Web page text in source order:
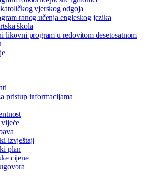
vjerskog odgoja
ranog učenja engleskog jezika
škola
likovni program u redovitom desetosatnom
pristup informacijama
izvještaji
plan
cijene